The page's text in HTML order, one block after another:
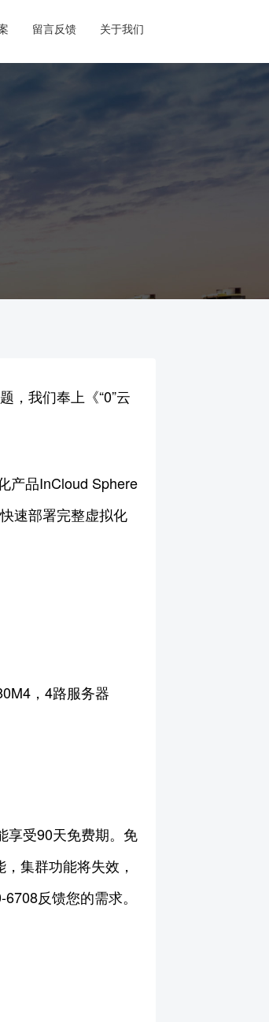
留言反馈 关于我们
，我们奉上《“0”云
产品InCloud Sphere
速部署完整虚拟化
，4路服务器
享受90天免费期。免
集群功能将失效，
反馈您的需求。